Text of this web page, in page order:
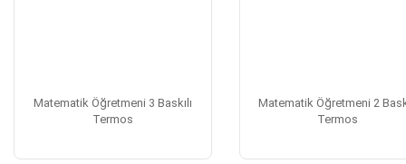
Matematik Öğretmeni 3 Baskılı
Termos
Matematik Öğretmeni 2
Termos